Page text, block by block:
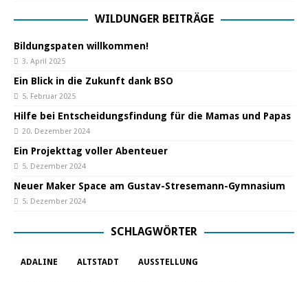
WILDUNGER BEITRÄGE
Bildungspaten willkommen!
3. April 2025
Ein Blick in die Zukunft dank BSO
5. Februar 2025
Hilfe bei Entscheidungsfindung für die Mamas und Papas
20. Dezember 2024
Ein Projekttag voller Abenteuer
5. Dezember 2024
Neuer Maker Space am Gustav-Stresemann-Gymnasium
5. Dezember 2024
SCHLAGWÖRTER
ADALINE ALTSTADT AUSSTELLUNG